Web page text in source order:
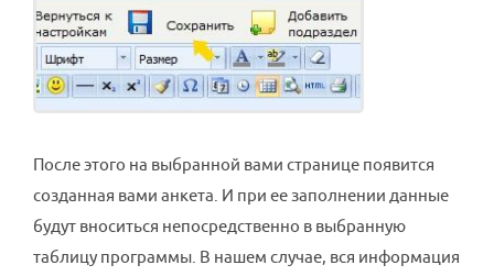
После этого на выбранной вами странице появится
созданная вами анкета. И при ее заполнении данные
будут вноситься непосредственно в выбранную
таблицу программы. В нашем случае, вся информация